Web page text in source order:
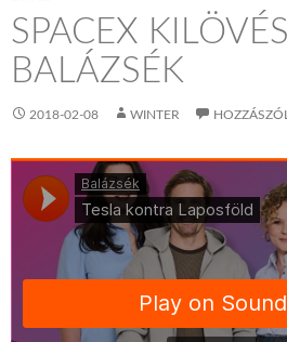
SPACEX
BALÁZSÉK
2018-02-08 WINTER